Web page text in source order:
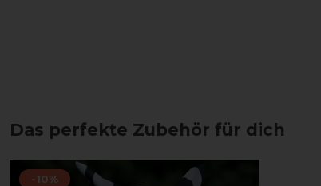
Das perfekte Zubehör für dich
-10%